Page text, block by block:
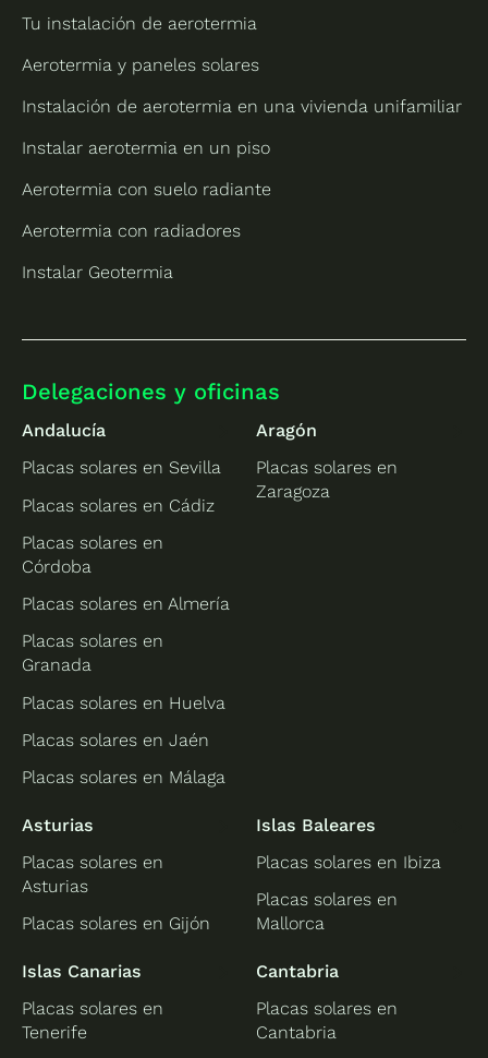
Tu instalación de aerotermia
Aerotermia y paneles solares
Instalación de aerotermia en una vivienda unifamiliar
Instalar aerotermia en un piso
Aerotermia con suelo radiante
Aerotermia con radiadores
Instalar Geotermia
Delegaciones y oficinas
Andalucía
Placas solares en Sevilla
Placas solares en Cádiz
Placas solares en
Córdoba
Placas solares en Almería
Placas solares en
Granada
Placas solares en Huelva
Placas solares en Jaén
Placas solares en Málaga
Aragón
Placas solares en
Zaragoza
Asturias
Placas solares en
Asturias
Placas solares en Gijón
Islas Baleares
Placas solares en Ibiza
Placas solares en
Mallorca
Islas Canarias
Placas solares en
Tenerife
Cantabria
Placas solares en
Cantabria